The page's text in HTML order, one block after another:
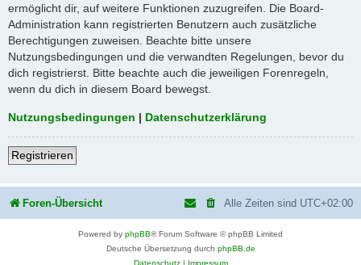
ermöglicht dir, auf weitere Funktionen zuzugreifen. Die Board-
Administration kann registrierten Benutzern auch zusätzliche
Berechtigungen zuweisen. Beachte bitte unsere
Nutzungsbedingungen und die verwandten Regelungen, bevor du
dich registrierst. Bitte beachte auch die jeweiligen Forenregeln,
wenn du dich in diesem Board bewegst.
Nutzungsbedingungen | Datenschutzerklärung
Registrieren
Foren-Übersicht Alle Zeiten sind UTC+02:00
Powered by phpBB® Forum Software © phpBB Limited
Deutsche Übersetzung durch phpBB.de
Datenschutz| Impressum